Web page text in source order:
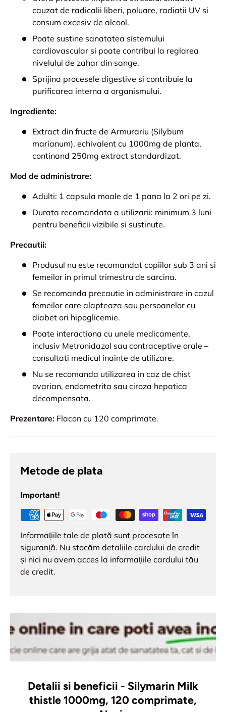
cauzat de radicalii liberi, poluare, radiatii UV si
consum excesiv de alcool.
Poate sustine sanatatea sistemului
cardiovascular si poate contribui la reglarea
nivelului de zahar din sange.
Sprijina procesele digestive si contribuie la
purificarea interna a organismului.
Ingrediente:
Extract din fructe de Armurariu (Silybum
marianum), echivalent cu 1000mg de planta,
continand 250mg extract standardizat.
Mod de administrare:
Adulti: 1 capsula moale de 1 pana la 2 ori pe zi.
Durata recomandata a utilizarii: minimum 3 luni
pentru beneficii vizibile si sustinute.
Precautii:
Produsul nu este recomandat copiilor sub 3 ani si
femeilor in primul trimestru de sarcina.
Se recomanda precautie in administrare in cazul
femeilor care alapteaza sau persoanelor cu
diabet ori hipoglicemie.
Poate interactiona cu unele medicamente,
inclusiv Metronidazol sau contraceptive orale –
consultati medicul inainte de utilizare.
Nu se recomanda utilizarea in caz de chist
ovarian, endometrita sau ciroza hepatica
decompensata.
Prezentare: Flacon cu 120 comprimate.
Metode de plata
Important!
Informațiile tale de plată sunt procesate în
siguranță. Nu stocăm detaliile cardului de credit
și nici nu avem acces la informațiile cardului tău
de credit.
Detalii si beneficii - Silymarin Milk
thistle 1000mg, 120 comprimate,